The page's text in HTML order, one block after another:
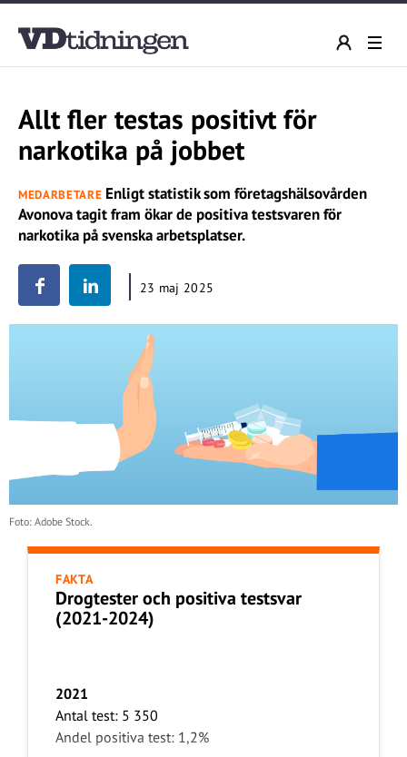
Allt fler testas positivt för
narkotika på jobbet
MEDARBETARE Enligt statistik som företagshälsovården
Avonova tagit fram ökar de positiva testsvaren för
narkotika på svenska arbetsplatser.
23 maj 2025
Foto: Adobe Stock.
FAKTA
Drogtester och positiva testsvar
(2021-2024)
2021
Antal test: 5 350
Andel positiva test: 1,2%